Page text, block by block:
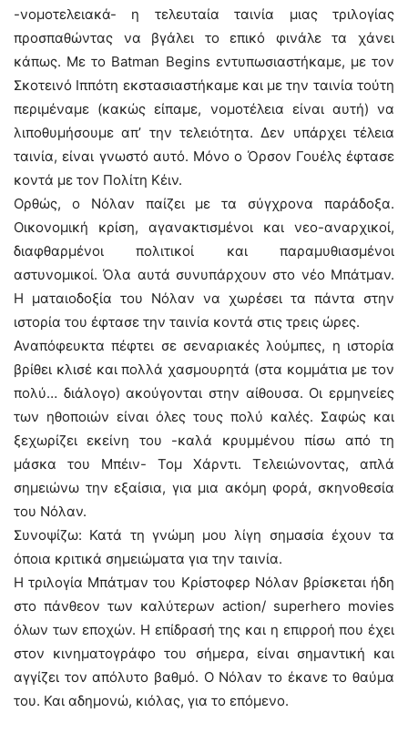
-νομοτελειακά- η τελευταία ταινία μιας τριλογίας
προσπαθώντας να βγάλει το επικό φινάλε τα χάνει
κάπως. Με το Batman Begins εντυπωσιαστήκαμε, με τον
Σκοτεινό Ιππότη εκστασιαστήκαμε και με την ταινία τούτη
περιμέναμε (κακώς είπαμε, νομοτέλεια είναι αυτή) να
λιποθυμήσουμε απ’ την τελειότητα. Δεν υπάρχει τέλεια
ταινία, είναι γνωστό αυτό. Μόνο ο Όρσον Γουέλς έφτασε
κοντά με τον Πολίτη Κέιν.
Ορθώς, ο Νόλαν παίζει με τα σύγχρονα παράδοξα.
Οικονομική κρίση, αγανακτισμένοι και νεο-αναρχικοί,
διαφθαρμένοι πολιτικοί και παραμυθιασμένοι
αστυνομικοί. Όλα αυτά συνυπάρχουν στο νέο Μπάτμαν.
Η ματαιοδοξία του Νόλαν να χωρέσει τα πάντα στην
ιστορία του έφτασε την ταινία κοντά στις τρεις ώρες.
Αναπόφευκτα πέφτει σε σεναριακές λούμπες, η ιστορία
βρίθει κλισέ και πολλά χασμουρητά (στα κομμάτια με τον
πολύ… διάλογο) ακούγονται στην αίθουσα. Οι ερμηνείες
των ηθοποιών είναι όλες τους πολύ καλές. Σαφώς και
ξεχωρίζει εκείνη του -καλά κρυμμένου πίσω από τη
μάσκα του Μπέιν- Τομ Χάρντι. Τελειώνοντας, απλά
σημειώνω την εξαίσια, για μια ακόμη φορά, σκηνοθεσία
του Νόλαν.
Συνοψίζω: Κατά τη γνώμη μου λίγη σημασία έχουν τα
όποια κριτικά σημειώματα για την ταινία.
Η τριλογία Μπάτμαν του Κρίστοφερ Νόλαν βρίσκεται ήδη
στο πάνθεον των καλύτερων action/ superhero movies
όλων των εποχών. Η επίδρασή της και η επιρροή που έχει
στον κινηματογράφο του σήμερα, είναι σημαντική και
αγγίζει τον απόλυτο βαθμό. Ο Νόλαν το έκανε το θαύμα
του. Και αδημονώ, κιόλας, για το επόμενο.